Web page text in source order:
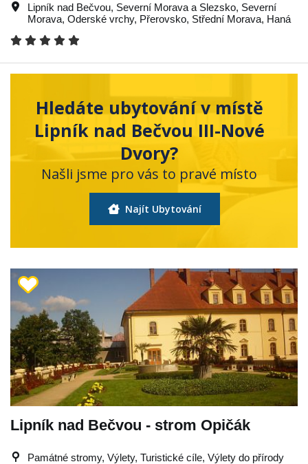
Lipník nad Bečvou, Severní Morava a Slezsko, Severní
Morava, Oderské vrchy, Přerovsko, Střední Morava, Haná
Hledáte ubytování v místě
Lipník nad Bečvou III-Nové
Dvory?
Našli jsme pro vás to pravé místo
Najít Ubytování
Lipník nad Bečvou - strom Opičák
Památné stromy, Výlety, Turistické cíle, Výlety do přírody